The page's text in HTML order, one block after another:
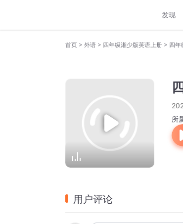
发现
首页 > 外语 > 四年级湘少版英语上册 > 四年
所
用户评论